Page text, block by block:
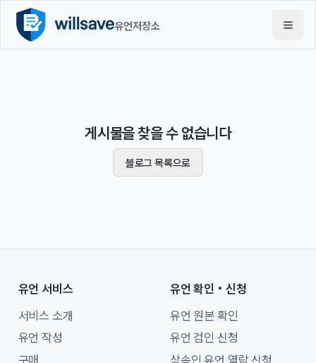
유언저장소
게시물을 찾을 수 없습니다
블로그 목록으로
유언 서비스
서비스 소개
유언 작성
구매
유언 확인·신청
유언 원본 확인
유언 검인 신청
상속인 유언 열람 신청